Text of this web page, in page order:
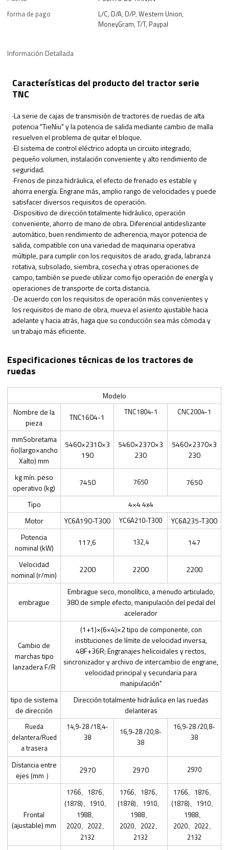
forma de pago
L/C, D/A, D/P, Western Union,
MoneyGram, T/T, Paypal
Información Detallada
Características del producto del tractor serie
TNC
·La serie de cajas de transmisión de tractores de ruedas de alta
potencia "TieNiu" y la potencia de salida mediante cambio de malla
resuelven el problema de quitar el bloque.
·El sistema de control eléctrico adopta un circuito integrado,
pequeño volumen, instalación conveniente y alto rendimiento de
seguridad.
·Frenos de pinza hidráulica, el efecto de frenado es estable y
ahorra energía. Engrane más, amplio rango de velocidades y puede
satisfacer diversos requisitos de operación.
·Dispositivo de dirección totalmente hidráulico, operación
conveniente, ahorro de mano de obra. Diferencial antideslizante
automático, buen rendimiento de adherencia, mayor potencia de
salida, compatible con una variedad de maquinaria operativa
múltiple, para cumplir con los requisitos de arado, grada, labranza
rotativa, subsolado, siembra, cosecha y otras operaciones de
campo, también se puede utilizar como fijo operación de energía y
operaciones de transporte de corta distancia.
·De acuerdo con los requisitos de operación más convenientes y
los requisitos de mano de obra, mueva el asiento ajustable hacia
adelante y hacia atrás, haga que su conducción sea más cómoda y
un trabajo más eficiente.
Especificaciones técnicas de los tractores de
ruedas
Modelo
Nombre de la
pieza
TNC1604-1
TNC1804-1 CNC2004-1
mmSobretama
ño(largo×ancho
Xalto) mm
5460×2310×3
190
5460×2370×3
230
5460×2370×3
230
kg mín. peso
operativo (kg)
7450 7650 7650
Tipo
4×4 4x4
Motor
YC6A190-T300 YC6A210-T300
YC6A235-T300
Potencia
nominal (kW)
117,6 132,4 147
Velocidad
nominal (r/min)
2200 2200 2200
embrague
Embrague seco, monolítico, a menudo articulado,
380 de simple efecto, manipulación del pedal del
acelerador
Cambio de
marchas tipo
lanzadera F/R
(1+1)×(6×4)×2 tipo de componente, con
instituciones de límite de velocidad inversa,
48F+36R; Engranajes helicoidales y rectos,
sincronizador y archivo de intercambio de engrane,
velocidad principal y secundaria para
manipulación"
tipo de sistema
de dirección
Dirección totalmente hidráulica en las ruedas
delanteras
Rueda
delantera/Rued
a trasera
14,9-28 /18,4-
38
16,9-28 /20,8-
38
16,9-28 /20,8-
38
Distancia entre
ejes (mm ）
2970 2970 2970
Frontal
(ajustable) mm
1766、1876、
(1878)、1910、
1988、
2020、2022、
2132
1766、1876、
(1878)、1910、
1988、
2020、2022、
2132
1766、1876、
(1878)、1910、
1988、
2020、2022、
2132